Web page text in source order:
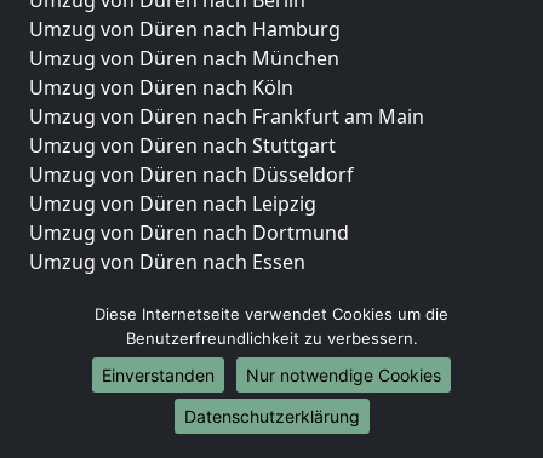
Umzug von Düren nach Hamburg
Umzug von Düren nach München
Umzug von Düren nach Köln
Umzug von Düren nach Frankfurt am Main
Umzug von Düren nach Stuttgart
Umzug von Düren nach Düsseldorf
Umzug von Düren nach Leipzig
Umzug von Düren nach Dortmund
Umzug von Düren nach Essen
Umzug von Düren nach Dresden
Umzug von Düren nach Hannover
Umzug von Düren nach Nürnberg
Umzug von Düren nach Duisburg
Umzug von Düren nach Bochum
Diese Internetseite verwendet Cookies um die
Benutzerfreundlichkeit zu verbessern.
Einverstanden
Nur notwendige Cookies
Datenschutzerklärung